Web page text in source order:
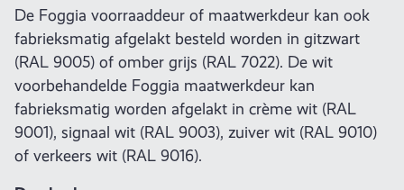
De Foggia voorraaddeur of maatwerkdeur kan ook
fabrieksmatig afgelakt besteld worden in gitzwart
(RAL 9005) of omber grijs (RAL 7022). De wit
voorbehandelde Foggia maatwerkdeur kan
fabrieksmatig worden afgelakt in crème wit (RAL
9001), signaal wit (RAL 9003), zuiver wit (RAL 9010)
of verkeers wit (RAL 9016).